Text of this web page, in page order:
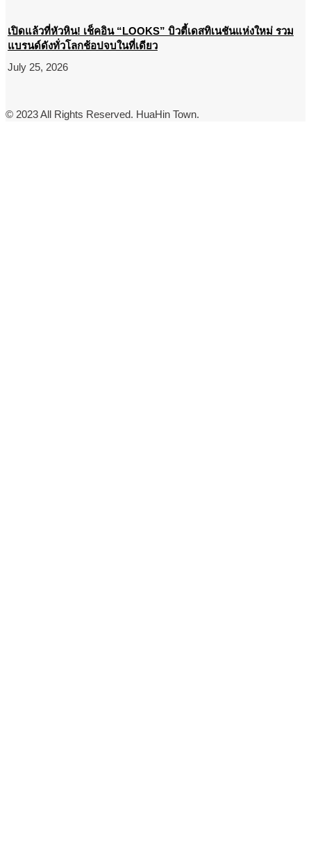
เปิดแล้วที่หัวหิน! เช็คอิน “LOOKS” บิวตี้เดสทิเนชันแห่งใหม่ รวม
แบรนด์ดังทั่วโลกช้อปจบในที่เดียว
July 25, 2026
© 2023 All Rights Reserved. HuaHin Town.